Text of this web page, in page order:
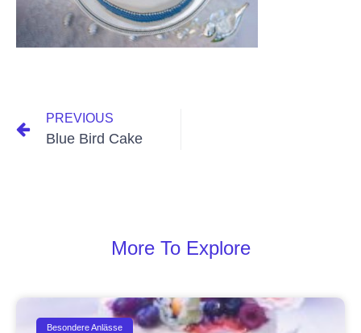
PREVIOUS
Blue Bird Cake
More To Explore
Besondere Anlässe